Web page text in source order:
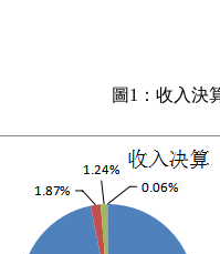
圖1：收入決